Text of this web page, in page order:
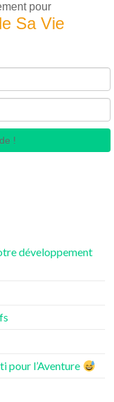
pour
Sa Vie
!
développement
pour l’Aventure